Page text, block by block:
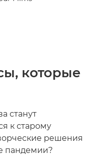
которые
станут
к старому
решения
пандемии?